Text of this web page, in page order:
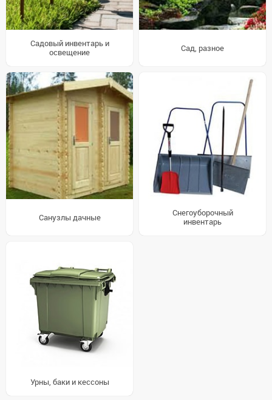
Садовый инвентарь и
освещение
Сад, разное
Санузлы дачные
Снегоуборочный
инвентарь
Урны, баки и кессоны